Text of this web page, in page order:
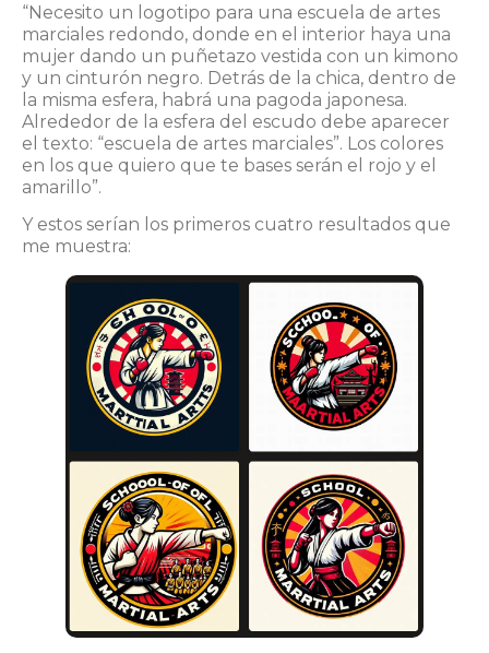
“Necesito un logotipo para una escuela de artes
marciales redondo, donde en el interior haya una
mujer dando un puñetazo vestida con un kimono
y un cinturón negro. Detrás de la chica, dentro de
la misma esfera, habrá una pagoda japonesa.
Alrededor de la esfera del escudo debe aparecer
el texto: “escuela de artes marciales”. Los colores
en los que quiero que te bases serán el rojo y el
amarillo”.
Y estos serían los primeros cuatro resultados que
me muestra: